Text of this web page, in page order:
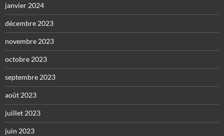
janvier 2024
décembre 2023
novembre 2023
octobre 2023
septembre 2023
août 2023
juillet 2023
juin 2023